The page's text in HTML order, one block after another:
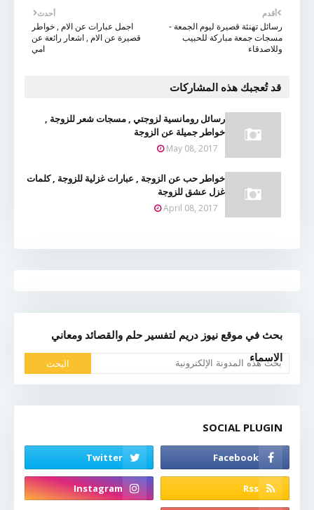
أحدث
اجمل عبارات عن الام , خواطر
قصيرة عن الام , اشعار رائعة عن
امي
أقدم
رسائل تهنئة قصيرة ليوم الجمعة -
مسجات جمعة مباركة للحبيب
وللاصدقاء
قد تُعجبك هذه المشاركات
رسائل رومانسية لزوجتي , مسجات شعر للزوجة ,
خواطر جميلة عن الزوجة
May 08, 2017
خواطر حب عن الزوجة , عبارات غزلية للزوجة , كلمات
غزل عشق للزوجة
April 08, 2017
بحث في موقع نيوز دريم لتفسير حلم والقصائد ومعاني
الاسماء
SOCIAL PLUGIN